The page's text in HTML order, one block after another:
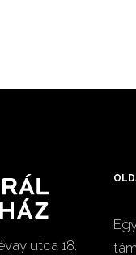
utca 18.